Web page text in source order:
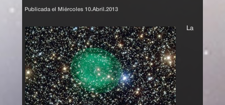
Publicada el Miércoles 10.Abril.2013
La